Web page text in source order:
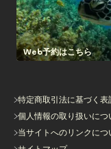
Web予約はこちら
特定商取引法に基づく表
個人情報の取り扱いにつ
当サイトへのリンクにつ